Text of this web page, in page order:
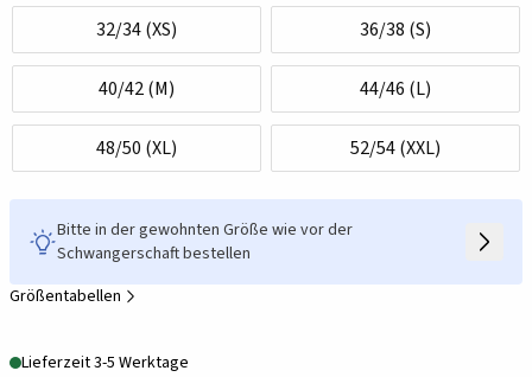
32/34 (XS) 36/38 (S)
40/42 (M) 44/46 (L)
48/50 (XL) 52/54 (XXL)
Bitte in der gewohnten Größe wie vor der
Schwangerschaft bestellen
Größentabellen
Lieferzeit 3-5 Werktage